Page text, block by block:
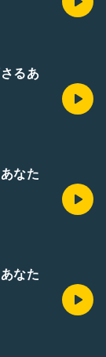
るあ
なた
なた